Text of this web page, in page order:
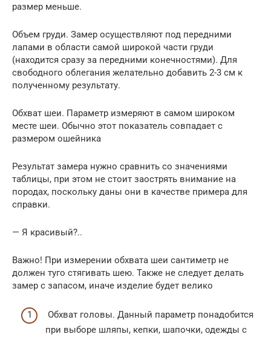
размер меньше.
Объем груди. Замер осуществляют под передними
лапами в области самой широкой части груди
(находится сразу за передними конечностями). Для
свободного облегания желательно добавить 2-3 см к
полученному результату.
Обхват шеи. Параметр измеряют в самом широком
месте шеи. Обычно этот показатель совпадает с
размером ошейника
Результат замера нужно сравнить со значениями
таблицы, при этом не стоит заострять внимание на
породах, поскольку даны они в качестве примера для
справки.
— Я красивый?..
Важно! При измерении обхвата шеи сантиметр не
должен туго стягивать шею. Также не следует делать
замер с запасом, иначе изделие будет велико
Обхват головы. Данный параметр понадобится
при выборе шляпы, кепки, шапочки, одежды с